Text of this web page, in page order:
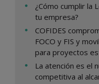
¿Cómo cumplir la
tu empresa?
COFIDES
FOCO y FIS y
para proyectos
La atención es el
competitiva al